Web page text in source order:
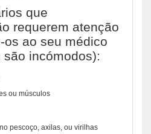
que
requerem atenção
os ao seu médico
incómodos):
ou músculos
pescoço, axilas, ou virilhas